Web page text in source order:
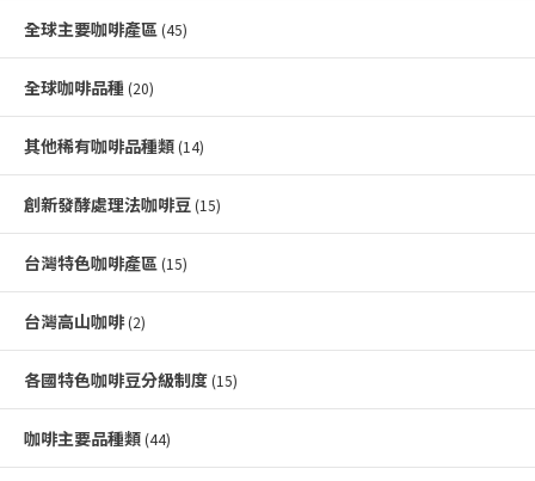
全球主要咖啡產區 (45)
全球咖啡品種 (20)
其他稀有咖啡品種類 (14)
創新發酵處理法咖啡豆 (15)
台灣特色咖啡產區 (15)
台灣高山咖啡(2)
各國特色咖啡豆分級制度 (15)
咖啡主要品種類 (44)